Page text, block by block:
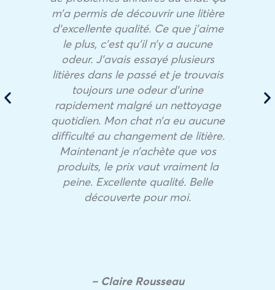
m’a permis de découvrir une litière
d’excellente qualité. Ce que j’aime
le plus, c’est qu’il n’y a aucune
odeur. J’avais essayé plusieurs
litières dans le passé et je trouvais
toujours une odeur d’urine
rapidement malgré un nettoyage
quotidien. Mon chat n’a eu aucune
difficulté au changement de litière.
Maintenant je n’achète que vos
produits, le prix vaut vraiment la
peine. Excellente qualité. Belle
découverte pour moi.
– Claire Rousseau